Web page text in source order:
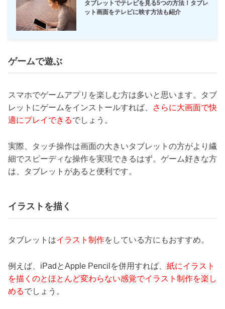
タブレットでテレビを見る5つの方法！タブレ
ット画面をテレビに映す方法も紹介
ゲームで遊ぶ
スマホでゲームアプリを楽しむ方は多いと思います。タブ
レットにゲームをインストールすれば、
さらに大画面で快
適にプレイできるでしょう。
実際、タッチ操作は画面の大きいタブレットの方がより繊
細でスピーディな操作を実現できるはず。ゲーム好きな方
は、タブレットがあると便利です。
イラストを描く
タブレットはイラスト制作をしている方にもおすすめ。
例えば、iPadとApple Pencilを併用すれば、 紙にイラスト
を描くのとほとんど変わらない感覚でイラスト制作を楽し
めるでしょう。